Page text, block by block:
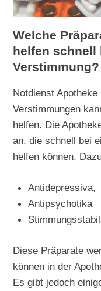
Welche
helfen schnell
Verstimmung?
Notdienst
Verstimmungen
helfen. Die
an, die schnell bei
helfen können.
Antidepressiva,
Antipsychotika
Diese Präparate
können in der
Es gibt jedoch